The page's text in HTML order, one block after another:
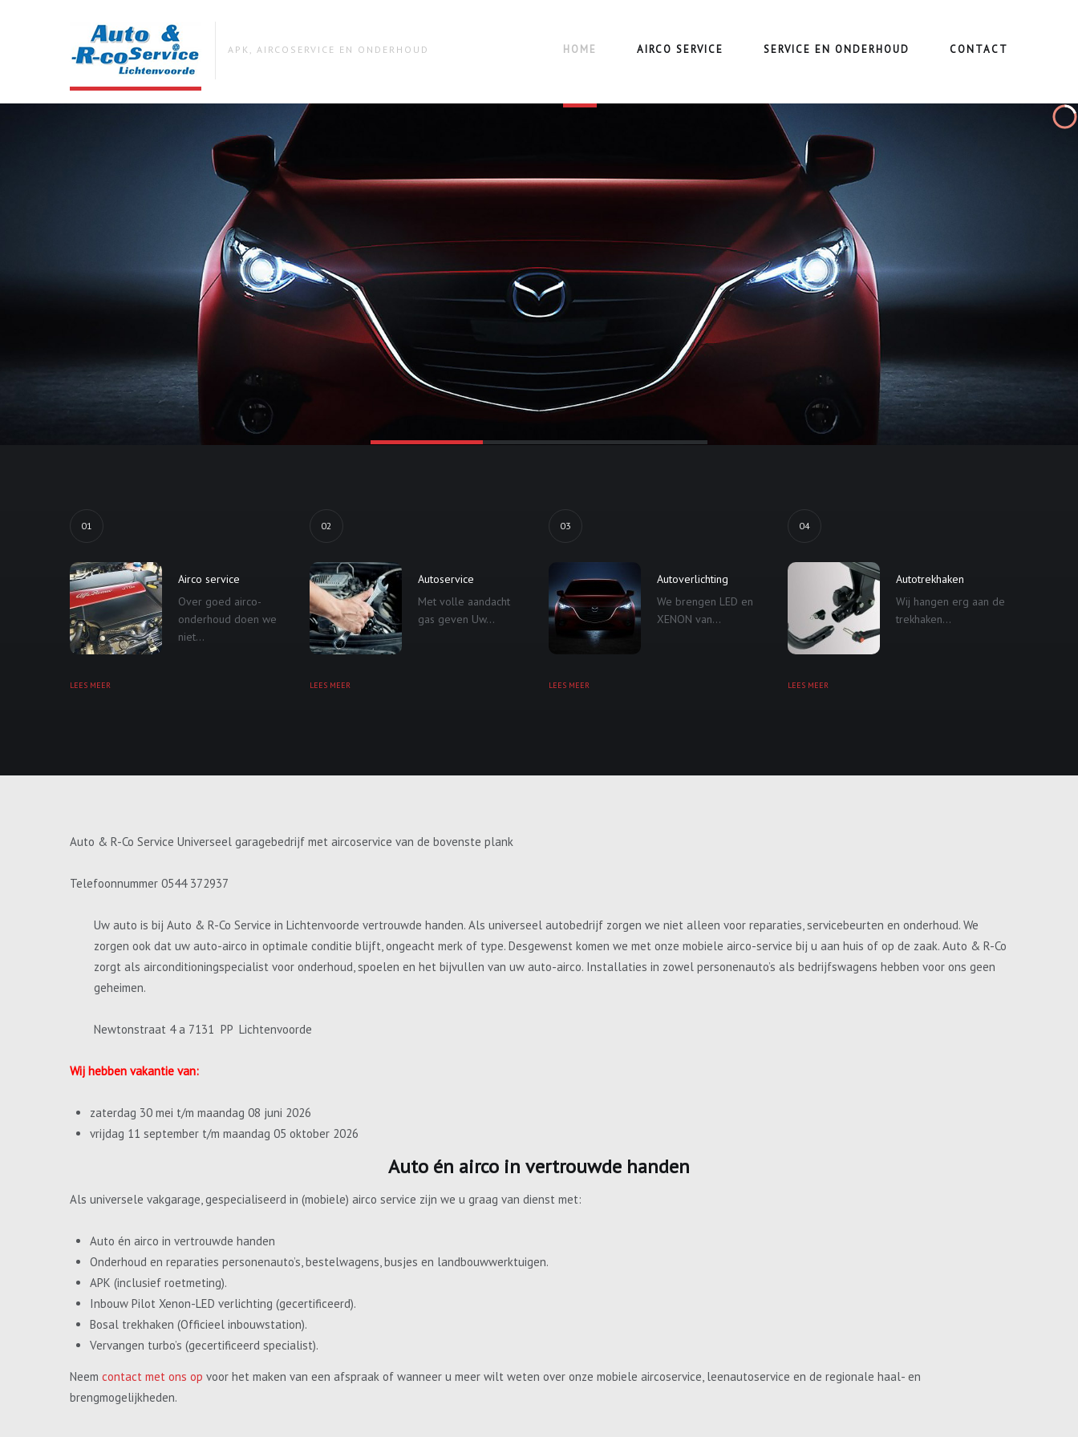
APK, AIRCOSERVICE EN ONDERHOUD HOME AIRCO SERVICE SERVICE EN ONDERHOUD CONTACT
01
Airco service
Over goed airco-
onderhoud doen we
niet...
LEES MEER
02
Autoservice
Met volle aandacht
gas geven Uw...
LEES MEER
03
Autoverlichting
We brengen LED en
XENON van...
LEES MEER
04
Autotrekhaken
Wij hangen erg aan de
trekhaken...
LEES MEER
Auto & R-Co Service Universeel garagebedrijf met aircoservice van de bovenste plank
Telefoonnummer 0544 372937
Uw auto is bij Auto & R-Co Service in Lichtenvoorde vertrouwde handen. Als universeel autobedrijf zorgen we niet alleen voor reparaties, servicebeurten en onderhoud. We
zorgen ook dat uw auto-airco in optimale conditie blijft, ongeacht merk of type. Desgewenst komen we met onze mobiele airco-service bij u aan huis of op de zaak. Auto & R-Co
zorgt als airconditioningspecialist voor onderhoud, spoelen en het bijvullen van uw auto-airco. Installaties in zowel personenauto’s als bedrijfswagens hebben voor ons geen
geheimen.
Newtonstraat 4 a 7131 PP Lichtenvoorde
Wij hebben vakantie van:
zaterdag 30 mei t/m maandag 08 juni 2026
vrijdag 11 september t/m maandag 05 oktober 2026
Auto én airco in vertrouwde handen
Als universele vakgarage, gespecialiseerd in (mobiele) airco service zijn we u graag van dienst met:
Auto én airco in vertrouwde handen
Onderhoud en reparaties personenauto’s, bestelwagens, busjes en landbouwwerktuigen.
APK (inclusief roetmeting).
Inbouw Pilot Xenon-LED verlichting (gecertificeerd).
Bosal trekhaken (Officieel inbouwstation).
Vervangen turbo’s (gecertificeerd specialist).
Neem contact met ons op voor het maken van een afspraak of wanneer u meer wilt weten over onze mobiele aircoservice, leenautoservice en de regionale haal- en
brengmogelijkheden.